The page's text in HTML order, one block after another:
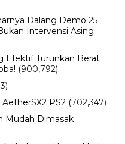
Dalang Demo 25
Intervensi Asing
Efektif Turunkan Berat
(900,792)
PS2 (702,347)
Mudah Dimasak